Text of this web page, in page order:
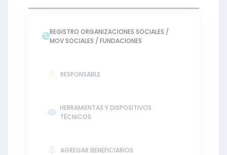
REGISTRO ORGANIZACIONES SOCIALES /
MOV SOCIALES / FUNDACIONES
RESPONSABLE
HERRAMIENTAS Y DISPOSITIVOS
TÉCNICOS
AGREGAR BENEFICIARIOS